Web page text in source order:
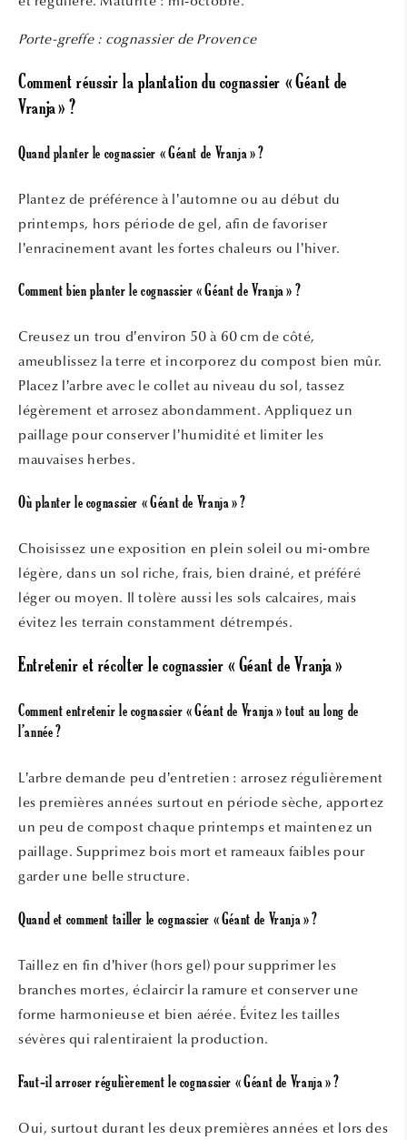
Porte-greffe : cognassier de Provence
Comment réussir la plantation du cognassier « Géant de
Vranja » ?
Quand planter le cognassier « Géant de Vranja » ?
Plantez de préférence à l’automne ou au début du
printemps, hors période de gel, afin de favoriser
l’enracinement avant les fortes chaleurs ou l’hiver.
Comment bien planter le cognassier « Géant de Vranja » ?
Creusez un trou d’environ 50 à 60 cm de côté,
ameublissez la terre et incorporez du compost bien mûr.
Placez l’arbre avec le collet au niveau du sol, tassez
légèrement et arrosez abondamment. Appliquez un
paillage pour conserver l’humidité et limiter les
mauvaises herbes.
Où planter le cognassier « Géant de Vranja » ?
Choisissez une exposition en plein soleil ou mi‐ombre
légère, dans un sol riche, frais, bien drainé, et préféré
léger ou moyen. Il tolère aussi les sols calcaires, mais
évitez les terrain constamment détrempés.
Entretenir et récolter le cognassier « Géant de Vranja »
Comment entretenir le cognassier « Géant de Vranja » tout au long de
l’année ?
L’arbre demande peu d’entretien : arrosez régulièrement
les premières années surtout en période sèche, apportez
un peu de compost chaque printemps et maintenez un
paillage. Supprimez bois mort et rameaux faibles pour
garder une belle structure.
Quand et comment tailler le cognassier « Géant de Vranja » ?
Taillez en fin d’hiver (hors gel) pour supprimer les
branches mortes, éclaircir la ramure et conserver une
forme harmonieuse et bien aérée. Évitez les tailles
sévères qui ralentiraient la production.
Faut‑il arroser régulièrement le cognassier « Géant de Vranja » ?
Oui, surtout durant les deux premières années et lors des